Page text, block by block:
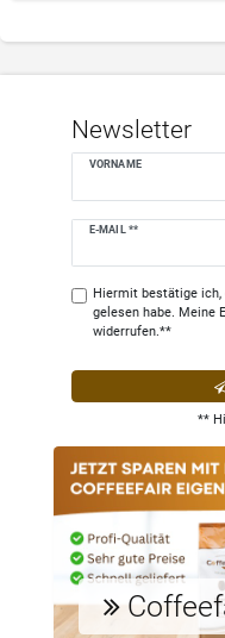
Newsletter
VORNAME
E-MAIL **
Newsletter
Hiermit bestätige ich,
gelesen habe. Meine
widerrufen.**
**